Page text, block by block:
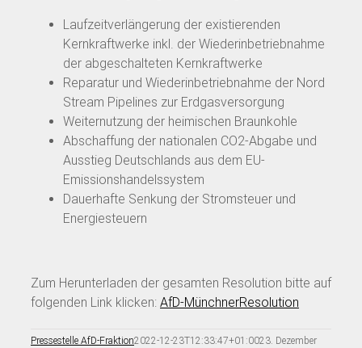
Laufzeitverlängerung der existierenden
Kernkraftwerke inkl. der Wiederinbetriebnahme
der abgeschalteten Kernkraftwerke
Reparatur und Wiederinbetriebnahme der Nord
Stream Pipelines zur Erdgasversorgung
Weiternutzung der heimischen Braunkohle
Abschaffung der nationalen CO2-Abgabe und
Ausstieg Deutschlands aus dem EU-
Emissionshandelssystem
Dauerhafte Senkung der Stromsteuer und
Energiesteuern
Zum Herunterladen der gesamten Resolution bitte auf
folgenden Link klicken: AfD-MünchnerResolution
Pressestelle AfD-Fraktion2022-12-23T12:33:47+01:0023. Dezember